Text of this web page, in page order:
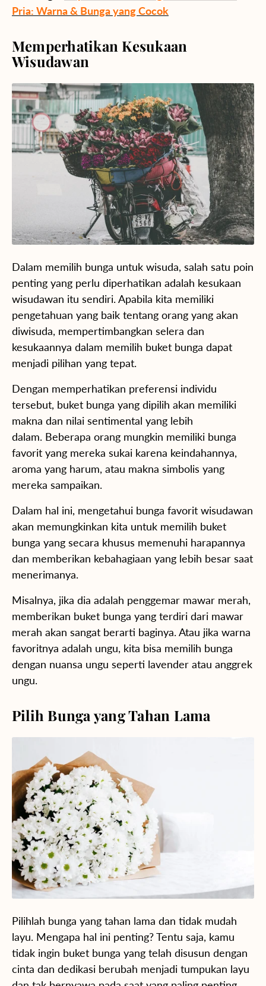
Pria: Warna & Bunga yang Cocok
Memperhatikan Kesukaan
Wisudawan
Dalam memilih bunga untuk wisuda, salah satu poin
penting yang perlu diperhatikan adalah kesukaan
wisudawan itu sendiri. Apabila kita memiliki
pengetahuan yang baik tentang orang yang akan
diwisuda, mempertimbangkan selera dan
kesukaannya dalam memilih buket bunga dapat
menjadi pilihan yang tepat.
Dengan memperhatikan preferensi individu
tersebut, buket bunga yang dipilih akan memiliki
makna dan nilai sentimental yang lebih
dalam. Beberapa orang mungkin memiliki bunga
favorit yang mereka sukai karena keindahannya,
aroma yang harum, atau makna simbolis yang
mereka sampaikan.
Dalam hal ini, mengetahui bunga favorit wisudawan
akan memungkinkan kita untuk memilih buket
bunga yang secara khusus memenuhi harapannya
dan memberikan kebahagiaan yang lebih besar saat
menerimanya.
Misalnya, jika dia adalah penggemar mawar merah,
memberikan buket bunga yang terdiri dari mawar
merah akan sangat berarti baginya. Atau jika warna
favoritnya adalah ungu, kita bisa memilih bunga
dengan nuansa ungu seperti lavender atau anggrek
ungu.
Pilih Bunga yang Tahan Lama
Pilihlah bunga yang tahan lama dan tidak mudah
layu. Mengapa hal ini penting? Tentu saja, kamu
tidak ingin buket bunga yang telah disusun dengan
cinta dan dedikasi berubah menjadi tumpukan layu